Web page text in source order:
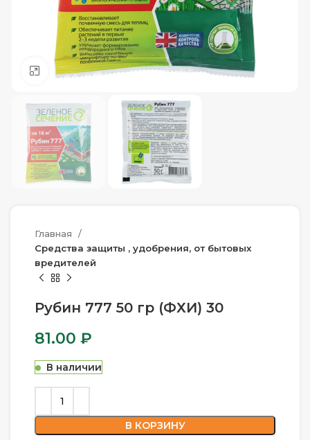
Нажмите, чтобы увеличить
Главная
Средства защиты , удобрения, от бытовых
вредителей
Рубин 777 50 гр (ФХИ) 30
81.00 ₽
В наличии
В КОРЗИНУ